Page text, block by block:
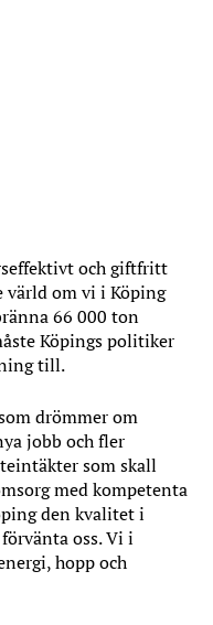
och giftfritt
värld om vi i Köping
66 000 ton
Köpings politiker
till.
drömmer om
jobb och fler
som skall
med kompetenta
den kvalitet i
oss. Vi i
hopp och